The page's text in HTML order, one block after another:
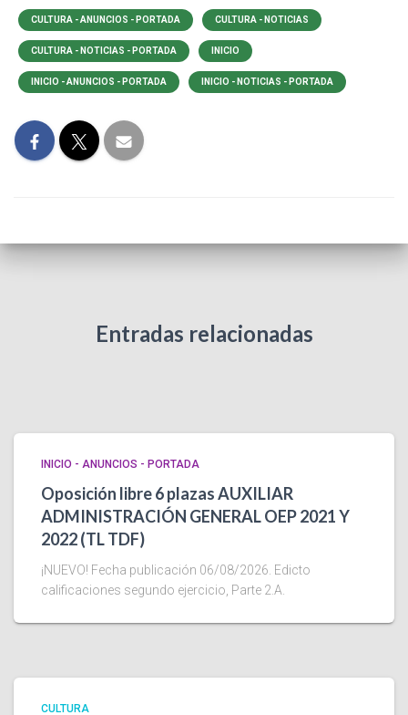
CULTURA - ANUNCIOS - PORTADA CULTURA - NOTICIAS
CULTURA - NOTICIAS - PORTADA INICIO
INICIO - ANUNCIOS - PORTADA INICIO - NOTICIAS - PORTADA
Entradas relacionadas
INICIO - ANUNCIOS - PORTADA
Oposición libre 6 plazas AUXILIAR
ADMINISTRACIÓN GENERAL OEP 2021 Y
2022 (TL TDF)
¡NUEVO! Fecha publicación 06/08/2026. Edicto
calificaciones segundo ejercicio, Parte 2.A.
CULTURA